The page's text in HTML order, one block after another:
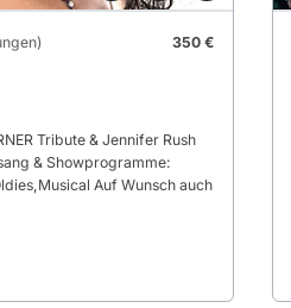
350 €
Tribute & Jennifer Rush
& Showprogramme:
Auf Wunsch auch